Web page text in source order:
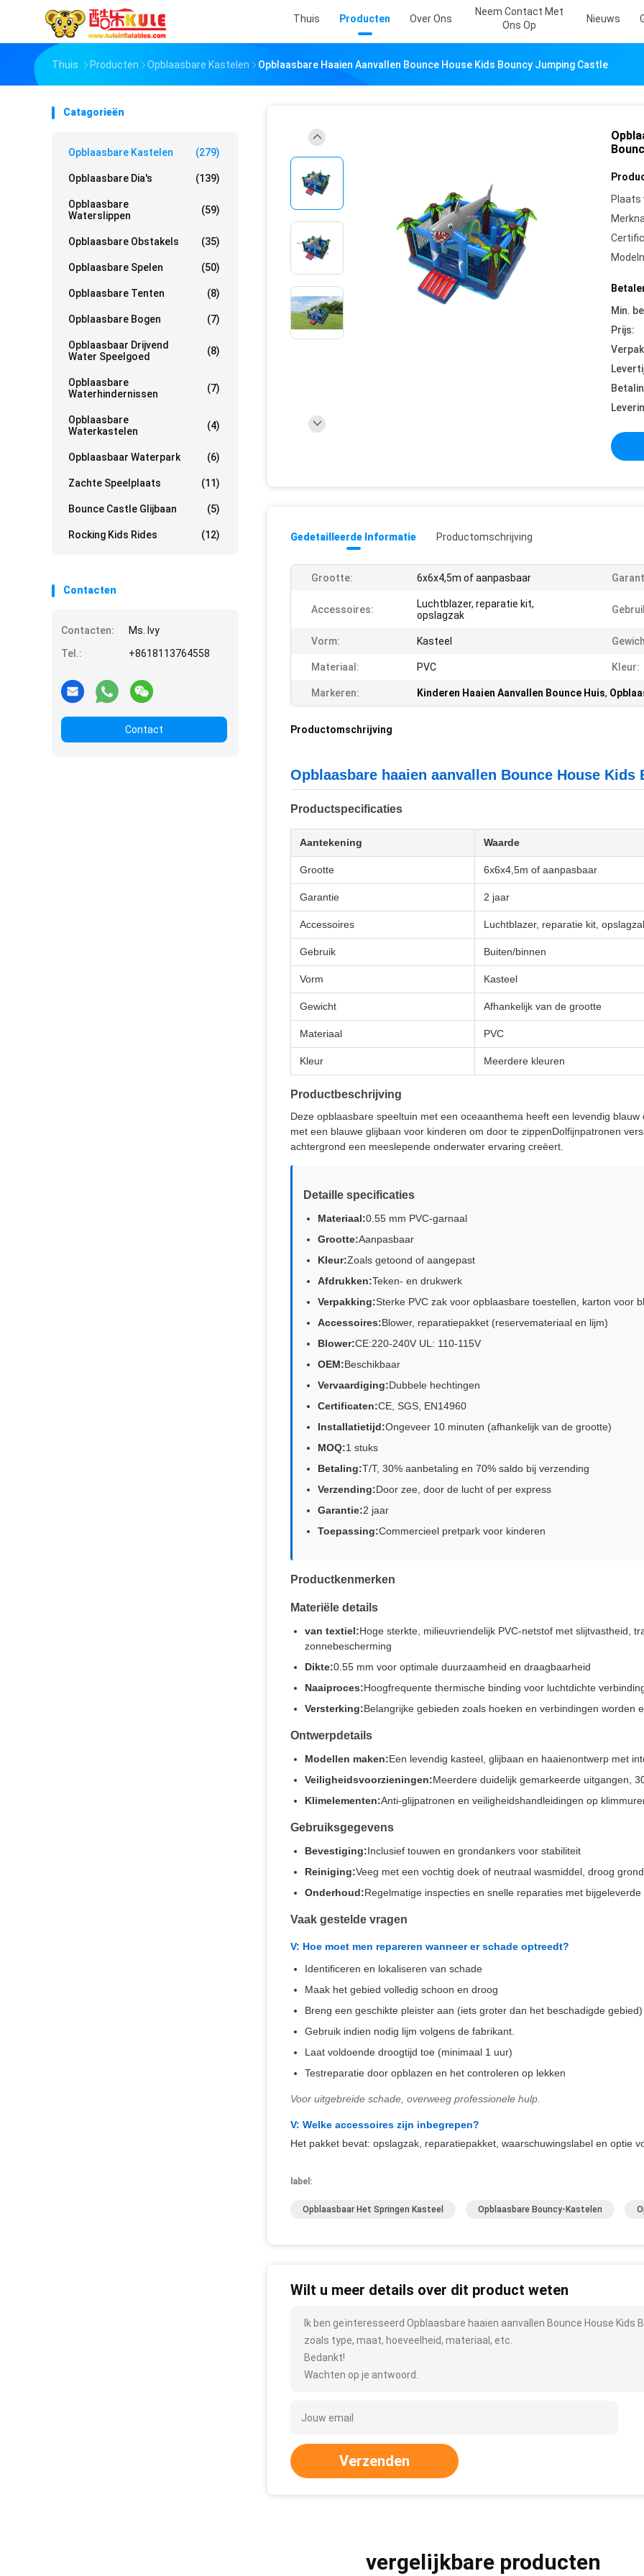
Thuis Producten Over Ons
Neem Contact Met
Ons Op
Nieuws
Thuis Producten Opblaasbare Kastelen Opblaasbare Haaien Aanvallen Bounce House Kids Bouncy Jumping Castle
Catagorieën
Opblaasbare Kastelen (279)
Opblaasbare Dia's (139)
Opblaasbare
Waterslippen
(59)
Opblaasbare Obstakels (35)
Opblaasbare Spelen (50)
Opblaasbare Tenten (8)
Opblaasbare Bogen (7)
Opblaasbaar Drijvend
Water Speelgoed
(8)
Opblaasbare
Waterhindernissen
(7)
Opblaasbare
Waterkastelen
(4)
Opblaasbaar Waterpark (6)
Zachte Speelplaats (11)
Bounce Castle Glijbaan (5)
Rocking Kids Rides (12)
Contacten
Contacten:
Ms. Ivy
Tel.:
+8618113764558
Contact
Plaats
Min.
Prijs:
Gedetailleerde Informatie Productomschrijving
Grootte: 6x6x4,5m of aanpasbaar
Accessoires:
Luchtblazer, reparatie kit,
opslagzak
Vorm: Kasteel
Materiaal: PVC Kleur:
Markeren: Kinderen Haaien Aanvallen Bounce Huis,
Productomschrijving
Opblaasbare haaien aanvallen Bounce House
Productspecificaties
Aantekening Waarde
Grootte 6x6x4,5m of aanpasbaar
Garantie 2 jaar
Accessoires Luchtblazer, reparatie kit,
Gebruik Buiten/binnen
Vorm Kasteel
Gewicht Afhankelijk van de grootte
Materiaal PVC
Kleur Meerdere kleuren
Productbeschrijving
Deze opblaasbare speeltuin met een oceaanthema heeft een levendig
met een blauwe glijbaan voor kinderen om door te zippenDolfijnpatronen
achtergrond een meeslepende onderwater ervaring creëert.
Detaille specificaties
Materiaal:0.55 mm PVC-garnaal
Grootte:Aanpasbaar
Kleur:Zoals getoond of aangepast
Afdrukken:Teken- en drukwerk
Verpakking:Sterke PVC zak voor opblaasbare toestellen, karton voor
Accessoires:Blower, reparatiepakket (reservemateriaal en lijm)
Blower:CE:220-240V UL: 110-115V
OEM:Beschikbaar
Vervaardiging:Dubbele hechtingen
Certificaten:CE, SGS, EN14960
Installatietijd:Ongeveer 10 minuten (afhankelijk van de grootte)
MOQ:1 stuks
Betaling:T/T, 30% aanbetaling en 70% saldo bij verzending
Verzending:Door zee, door de lucht of per express
Garantie:2 jaar
Toepassing:Commercieel pretpark voor kinderen
Productkenmerken
Materiële details
van textiel:Hoge sterkte, milieuvriendelijk PVC-netstof met slijtvastheid,
zonnebescherming
Dikte:0.55 mm voor optimale duurzaamheid en draagbaarheid
Naaiproces:Hoogfrequente thermische binding voor luchtdichte
Versterking:Belangrijke gebieden zoals hoeken en verbindingen worden
Ontwerpdetails
Modellen maken:Een levendig kasteel, glijbaan en haaienontwerp met
Veiligheidsvoorzieningen:Meerdere duidelijk gemarkeerde uitgangen,
Klimelementen:Anti-glijpatronen en veiligheidshandleidingen op
Gebruiksgegevens
Bevestiging:Inclusief touwen en grondankers voor stabiliteit
Reiniging:Veeg met een vochtig doek of neutraal wasmiddel, droog
Onderhoud:Regelmatige inspecties en snelle reparaties met bijgeleverde
Vaak gestelde vragen
V: Hoe moet men repareren wanneer er schade optreedt?
Identificeren en lokaliseren van schade
Maak het gebied volledig schoon en droog
Breng een geschikte pleister aan (iets groter dan het beschadigde gebied)
Gebruik indien nodig lijm volgens de fabrikant.
Laat voldoende droogtijd toe (minimaal 1 uur)
Testreparatie door opblazen en het controleren op lekken
Voor uitgebreide schade, overweeg professionele hulp.
V: Welke accessoires zijn inbegrepen?
Het pakket bevat: opslagzak, reparatiepakket, waarschuwingslabel en optie
label:
Opblaasbaar Het Springen Kasteel Opblaasbare Bouncy-Kastelen
Wilt u meer details over dit product weten
Ik ben geïnteresseerd Opblaasbare haaien aanvallen Bounce House
zoals type, maat, hoeveelheid, materiaal, etc.
Bedankt!
Wachten op je antwoord.
Verzenden
vergelijkbare producten